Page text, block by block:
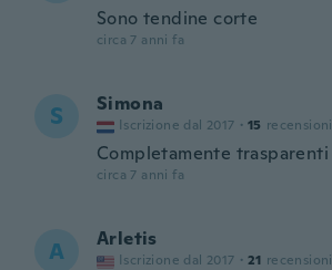
Sono tendine corte
circa 7 anni fa
S Simona
Iscrizione dal 2017 · 15 recensioni
Completamente trasparenti
circa 7 anni fa
A Arletis
Iscrizione dal 2017 · 21 recensioni